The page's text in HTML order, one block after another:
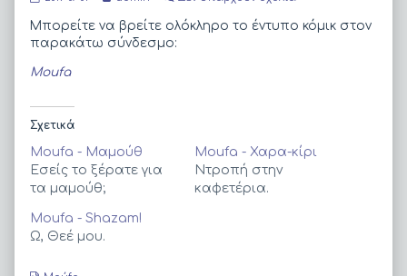
Η
αδυναμία
του
Ξαβιέρα.
published
posts
by
του
–
Μπορείτε να βρείτε ολόκληρο το έντυπο κόμικ στον
παρακάτω σύνδεσμο:
Moufa
Σχετικά
Moufa - Μαμούθ
Εσείς το ξέρατε για
τα μαμούθ;
Moufa - Χαρα-κίρι
Ντροπή στην
καφετέρια.
Moufa - Shazam!
Ω, Θεέ μου.